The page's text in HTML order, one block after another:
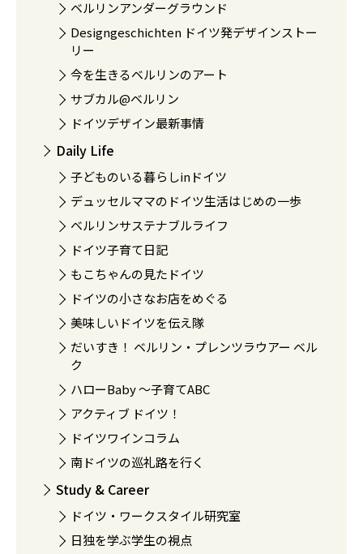
ベルリンアンダーグラウンド
Designgeschichten ドイツ発デザインストー
リー
今を生きるベルリンのアート
サブカル@ベルリン
ドイツデザイン最新事情
Daily Life
子どものいる暮らしinドイツ
デュッセルママのドイツ生活はじめの一歩
ベルリンサステナブルライフ
ドイツ子育て日記
もこちゃんの見たドイツ
ドイツの小さなお店をめぐる
美味しいドイツを伝え隊
だいすき！ ベルリン・プレンツラウアー ベル
ク
ハローBaby 〜子育てABC
アクティブ ドイツ！
ドイツワインコラム
南ドイツの巡礼路を行く
Study & Career
ドイツ・ワークスタイル研究室
日独を学ぶ学生の視点